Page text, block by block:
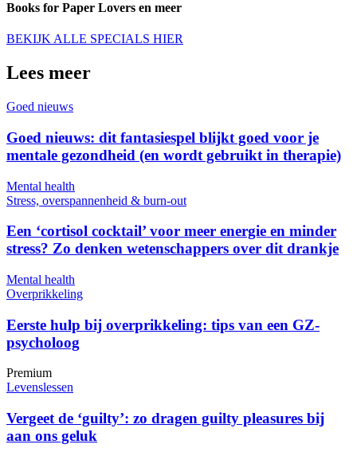
Books for Paper Lovers en meer
BEKIJK ALLE SPECIALS HIER
Lees meer
Goed nieuws
Goed nieuws: dit fantasiespel blijkt goed voor je
mentale gezondheid (en wordt gebruikt in therapie)
Mental health
Stress, overspannenheid & burn-out
Een ‘cortisol cocktail’ voor meer energie en minder
stress? Zo denken wetenschappers over dit drankje
Mental health
Overprikkeling
Eerste hulp bij overprikkeling: tips van een GZ-
psycholoog
Premium
Levenslessen
Vergeet de ‘guilty’: zo dragen guilty pleasures bij
aan ons geluk